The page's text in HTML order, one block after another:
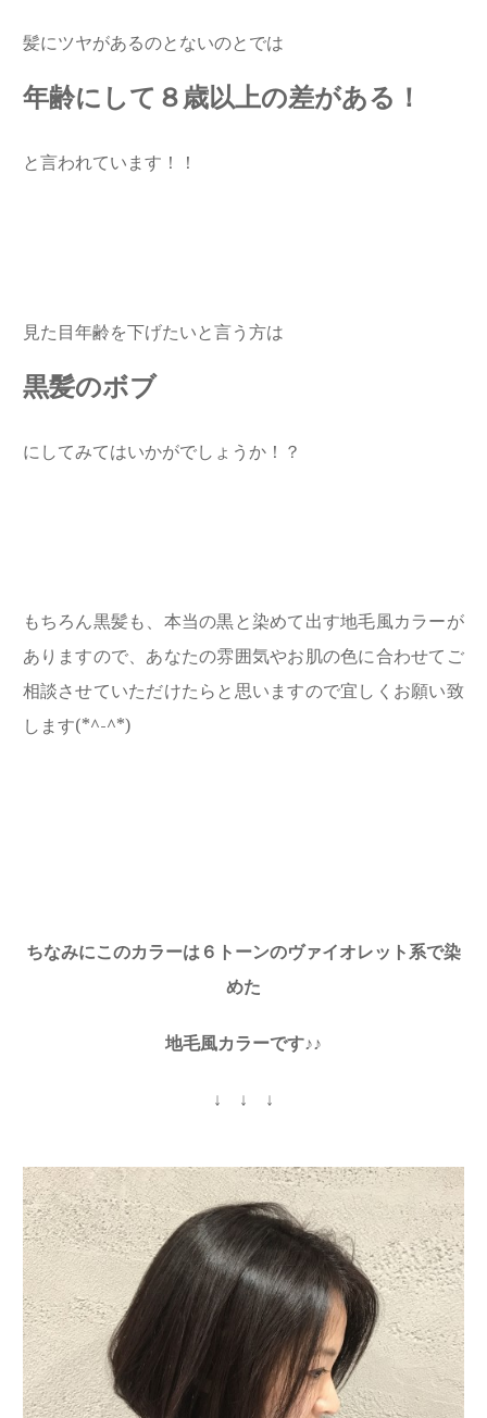
髪にツヤがあるのとないのとでは
年齢にして８歳以上の差がある！
と言われています！！
見た目年齢を下げたいと言う方は
黒髪のボブ
にしてみてはいかがでしょうか！？
もちろん黒髪も、本当の黒と染めて出す地毛風カラーが
ありますので、あなたの雰囲気やお肌の色に合わせてご
相談させていただけたらと思いますので宜しくお願い致
します(*^-^*)
ちなみにこのカラーは６トーンのヴァイオレット系で染
めた
地毛風カラーです♪♪
↓ ↓ ↓